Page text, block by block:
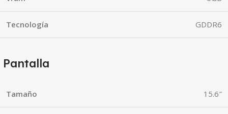
Tecnología GDDR6
Pantalla
Tamaño 15.6″